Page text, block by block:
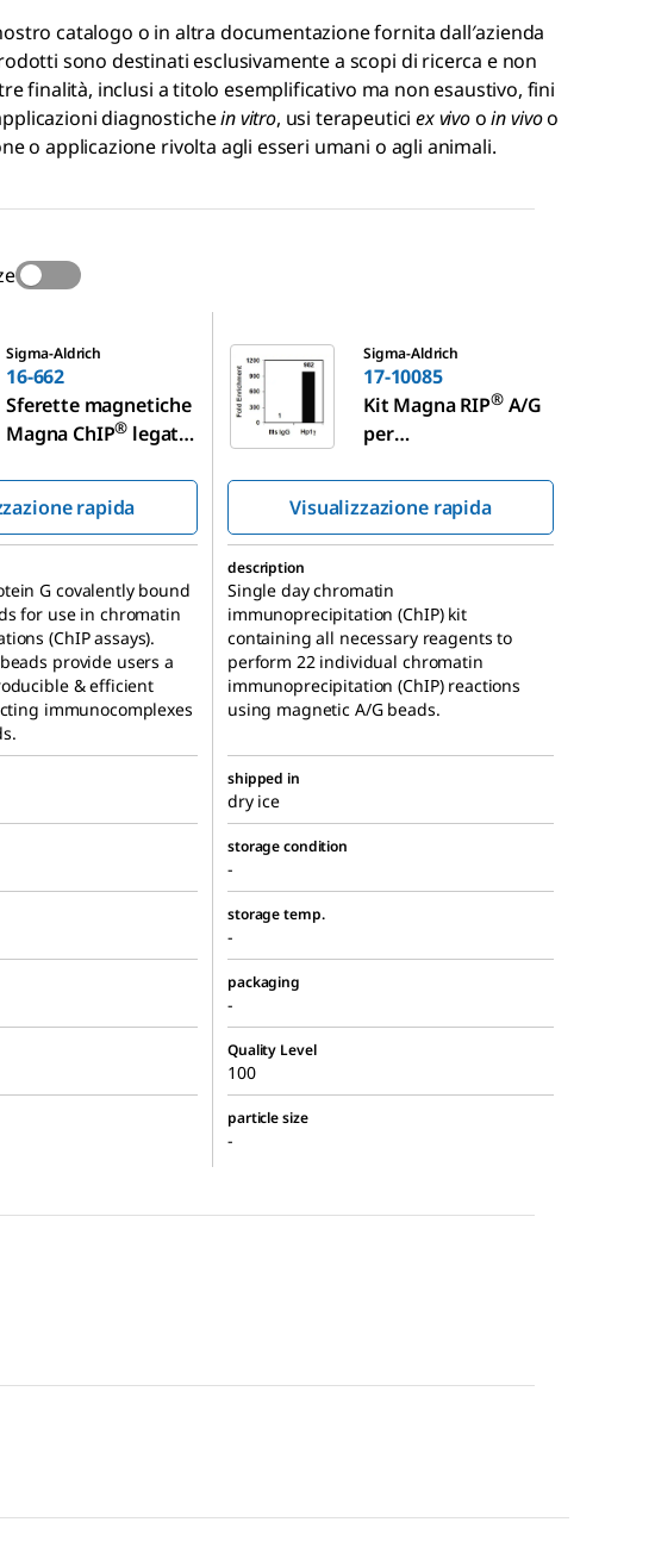
catalogo o in altra documentazione fornita dall′azienda
sono destinati esclusivamente a scopi di ricerca e non
finalità, inclusi a titolo esemplificativo ma non esaustivo, fini
diagnostichein vitro, usi terapeuticiex vivooin vivoo
o applicazione rivolta agli esseri umani o agli animali.
Sigma-Aldrich
16-662
Sferette magnetiche
Magna ChIP® legate
rapida
Sigma-Aldrich
17-10085
Kit Magna RIP®A/G
per
one della cromatina
Visualizzazione rapida
G covalently bound
for use in chromatin
(ChIP assays).
provide users a
& efficient
immunocomplexes
description
Single day chromatin
immunoprecipitation (ChIP) kit
containing all necessary reagents to
perform 22 individual chromatin
immunoprecipitation (ChIP) reactions
using magnetic A/G beads.
shipped in
dry ice
storage condition
-
storage temp.
-
packaging
-
Quality Level
100
particle size
-